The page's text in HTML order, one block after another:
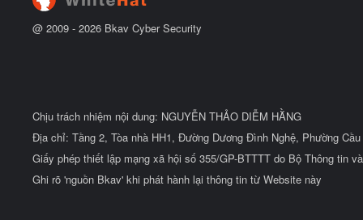
@ 2009 - 2026 Bkav Cyber Security
Chịu trách nhiệm nội dung: NGUYỄN THẢO DIỄM HẰNG
Địa chỉ: Tầng 2, Tòa nhà HH1, Đường Dương Đình Nghệ, Phường
Giấy phép thiết lập mạng xã hội số 355/GP-BTTTT do Bộ Thông tin
Ghi rõ 'nguồn Bkav' khi phát hành lại thông tin từ Website này